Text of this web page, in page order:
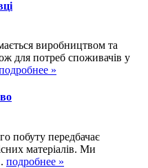
виробництвом та
для потреб споживачів у
»
побуту передбачає
матеріалів. Ми
подробнее »